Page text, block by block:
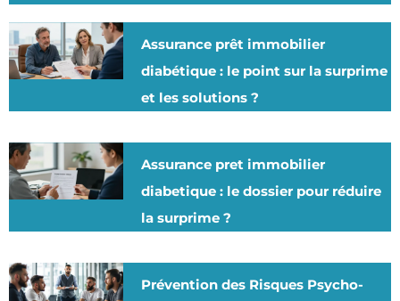
Assurance prêt immobilier
diabétique : le point sur la surprime
et les solutions ?
Assurance pret immobilier
diabetique : le dossier pour réduire
la surprime ?
Prévention des Risques Psycho-